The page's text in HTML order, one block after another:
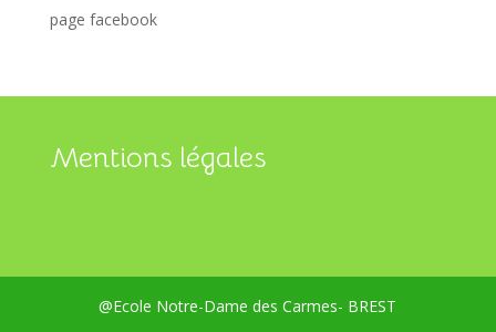
page facebook
Mentions légales
@Ecole Notre-Dame des Carmes- BREST